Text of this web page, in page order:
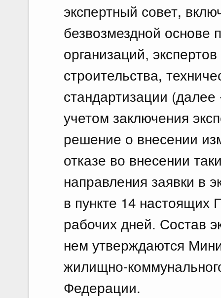
экспертный совет,
безвозмездной основе
организаций,
строительства,
стандартизации
учетом заключения
решение о внесении
отказе во внесении
направления заявки в
в пункте 14 настоящих
рабочих дней. Состав
нем утверждаются
жилищно-
Федерации.